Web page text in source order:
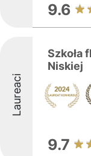
9.6
Laureaci
Szkoła
Niskiej
9.7